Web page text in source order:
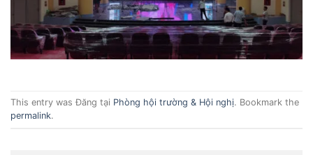
This entry was Đăng tại Phòng hội trường & Hội nghị. Bookmark the
permalink.